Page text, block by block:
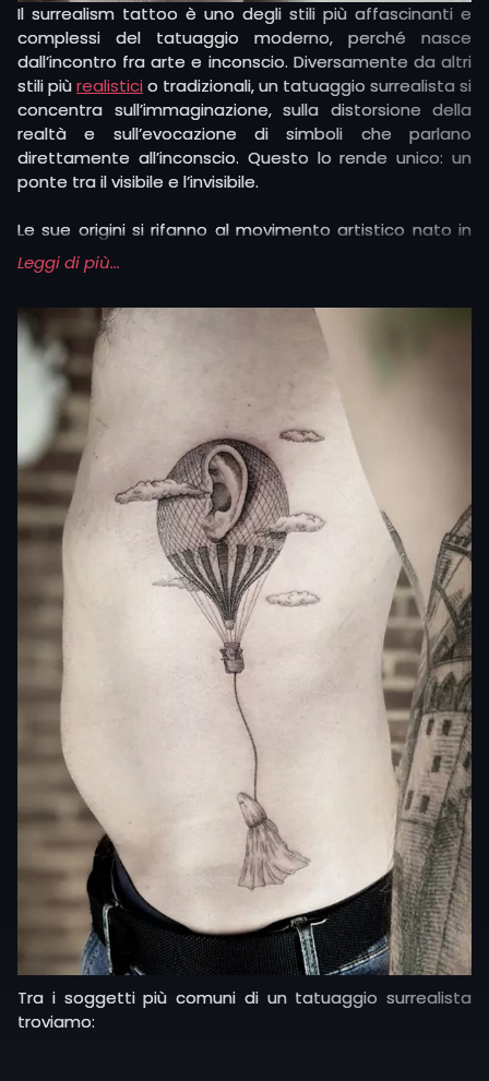
Il surrealism tattoo è uno degli stili più affascinanti e
complessi del tatuaggio moderno, perché nasce
dall’incontro fra arte e inconscio. Diversamente da altri
stili piùrealistici o tradizionali, un tatuaggio surrealista si
concentra sull’immaginazione, sulla distorsione della
realtà e sull’evocazione di simboli che parlano
direttamente all’inconscio. Questo lo rende unico: un
ponte tra il visibile e l’invisibile.
Le sue origini si rifanno al movimento artistico nato in
Europa negli anni Venti, ispirato alle teorie di Freud e al
sogno come strumento di conoscenza. In pittura e
strada a un linguaggio visivo fatto di associazioni
insolite, accostamenti stranianti e atmosfere oniriche. Il
surrealism tattoo riprende questo immaginario e lo
traduce sulla pelle, unendo disegno, fantasia e un forte
impatto simbolico.
Dal punto di vista estetico, lo stile si riconosce per il
contrasto tra dettagli iper-realistici e forme impossibili,
per le metamorfosi continue tra uomo e
natura
, per i
colori intensi o, al contrario, per l’uso del bianco e nero
che accentua la drammaticità. Tecniche come il
whip shadingo l’acquerello vengono spesso
usate per amplificare l’effetto visionario e rendere
ancora più viva l’atmosfera surreale.
Leggi di più...
Tra i soggetti più comuni di un tatuaggio surrealista
troviamo: